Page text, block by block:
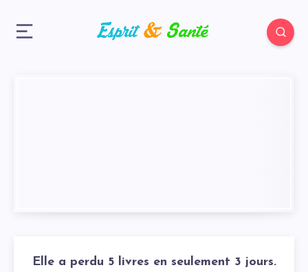
Elle a perdu 5 livres en seulement 3 jours.